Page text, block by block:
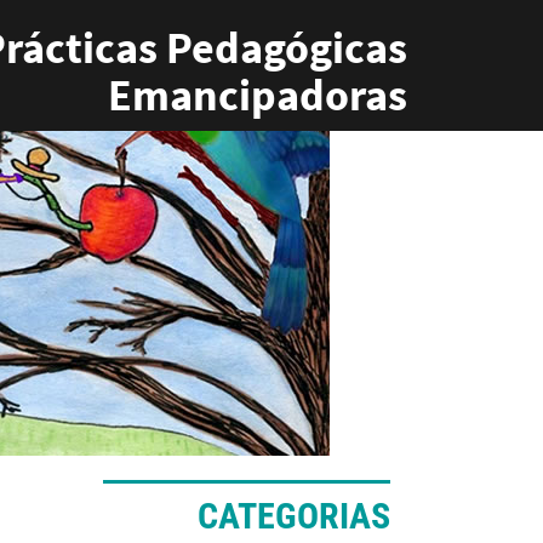
Pedagógicas
Emancipadoras
CATEGORIAS